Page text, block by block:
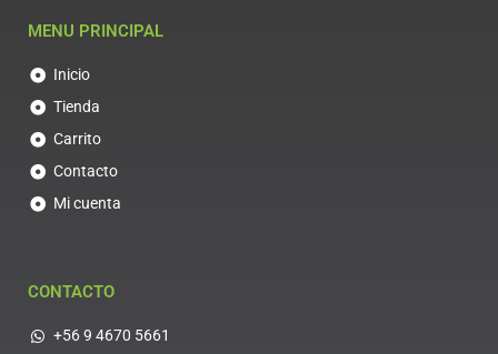
MENU PRINCIPAL
Inicio
Tienda
Carrito
Contacto
Mi cuenta
CONTACTO
+56 9 4670 5661